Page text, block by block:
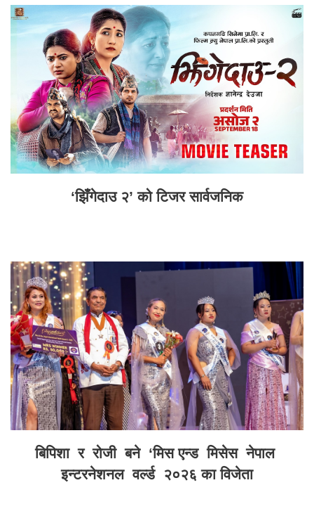
‘झिँगेदाउ २’ को टिजर सार्वजनिक
बिपिशा र रोजी बने ‘मिस एन्ड मिसेस नेपाल
इन्टरनेशनल वर्ल्ड २०२६ का विजेता